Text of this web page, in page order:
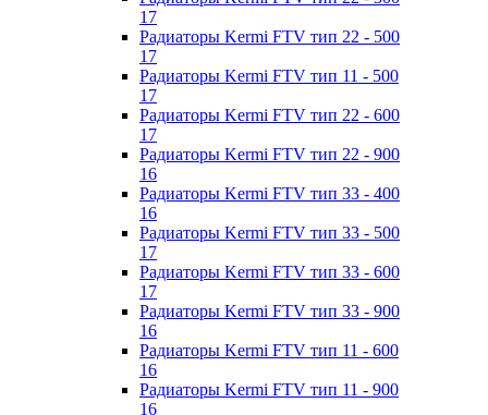
17
Радиаторы Kermi FTV тип 22 - 500
17
Радиаторы Kermi FTV тип 11 - 500
17
Радиаторы Kermi FTV тип 22 - 600
17
Радиаторы Kermi FTV тип 22 - 900
16
Радиаторы Kermi FTV тип 33 - 400
16
Радиаторы Kermi FTV тип 33 - 500
17
Радиаторы Kermi FTV тип 33 - 600
17
Радиаторы Kermi FTV тип 33 - 900
16
Радиаторы Kermi FTV тип 11 - 600
16
Радиаторы Kermi FTV тип 11 - 900
16